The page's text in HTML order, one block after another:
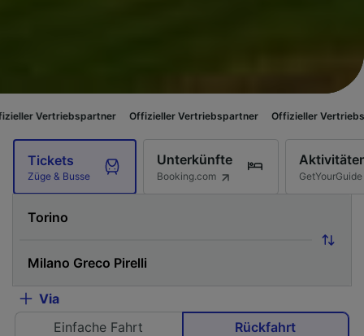
Offizieller Vertriebspartner Offizieller Vertriebspartner
Tickets
Züge & Busse
Unterkünfte
Booking.com GetYourGuide
Via
Einfache Fahrt
Rückfahrt